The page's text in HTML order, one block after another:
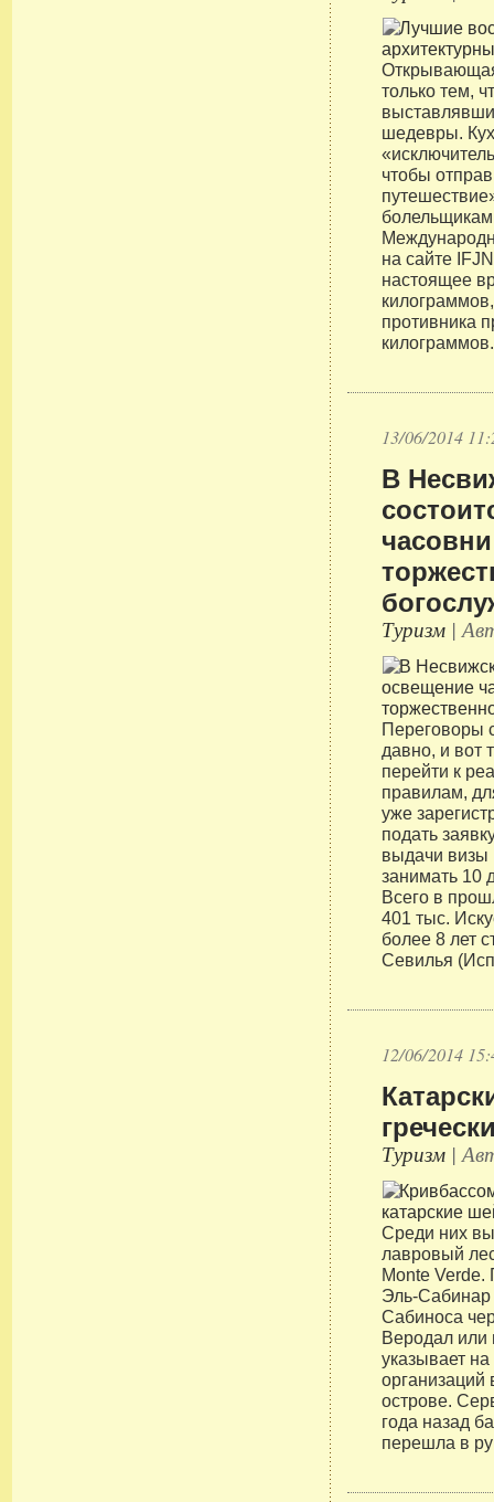
только тем,
шедевры.
чтобы
на сайте
настоящее
противника
килограммов.
13/06/2014
В
Туризм |
Переговоры
давно, и вот
перейти к
правилам,
уже
подать
выдачи визы
занимать 10
Всего в
401 тыс.
более 8 лет
Севилья
12/06/2014
Туризм |
Среди них
лавровый
Monte Verde.
Эль-Сабинар
Сабиноса
Веродал или
указывает
организаций
острове.
года назад
перешла в